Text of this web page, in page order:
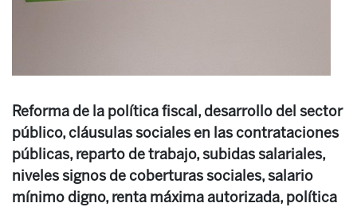
Reforma de la política fiscal, desarrollo del sector
público, cláusulas sociales en las contrataciones
públicas, reparto de trabajo, subidas salariales,
niveles signos de coberturas sociales, salario
mínimo digno, renta máxima autorizada, política